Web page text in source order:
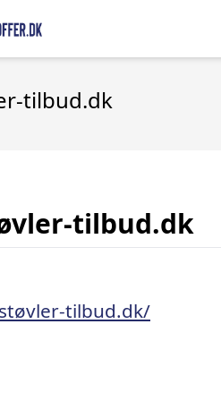
tilbud.dk
tilbud.dk
tilbud.dk/